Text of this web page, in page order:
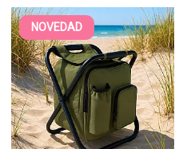
NOVEDAD